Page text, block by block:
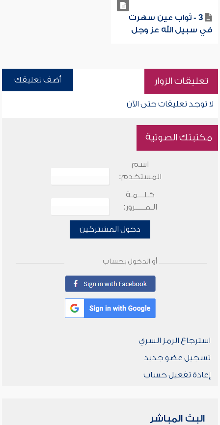
3 - ثواب عين سهرت
في سبيل الله عز وجل
تعليقات الزوار أضف تعليقك
لا توجد تعليقات حتى الآن
مكتبتك الصوتية
اسم
المستخدم:
كـلـــمـة
الـمـــــرور:
دخول المشتركين
أو الدخول بحساب
استرجاع الرمز السري
تسجيل عضو جديد
إعادة تفعيل حساب
البث المباشر